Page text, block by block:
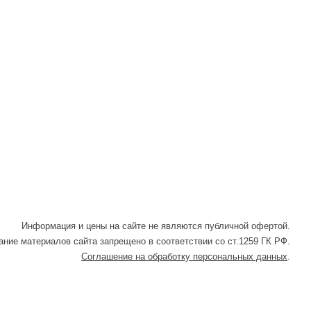
Информация и цены на сайте не являются публичной офертой.
материалов сайта запрещено в соответствии со ст.1259 ГК РФ.
Соглашение на обработку персональных данных.